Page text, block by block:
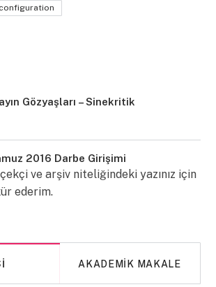
Gözyaşları – Sinekritik
2016 Darbe Girişimi
ve arşiv niteliğindeki yazınız için
ederim.
AKADEMIK MAKALE